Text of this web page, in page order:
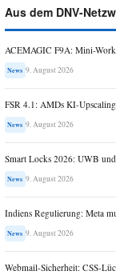
Aus dem DNV-
ACEMAGIC F9A: Mini-
News 9. August 2026
FSR 4.1: AMDs KI-
News 9. August 2026
Smart Locks 2026: UWB
News 9. August 2026
Indiens Regulierung: Meta
News 9. August 2026
Webmail-Sicherheit: CSS-